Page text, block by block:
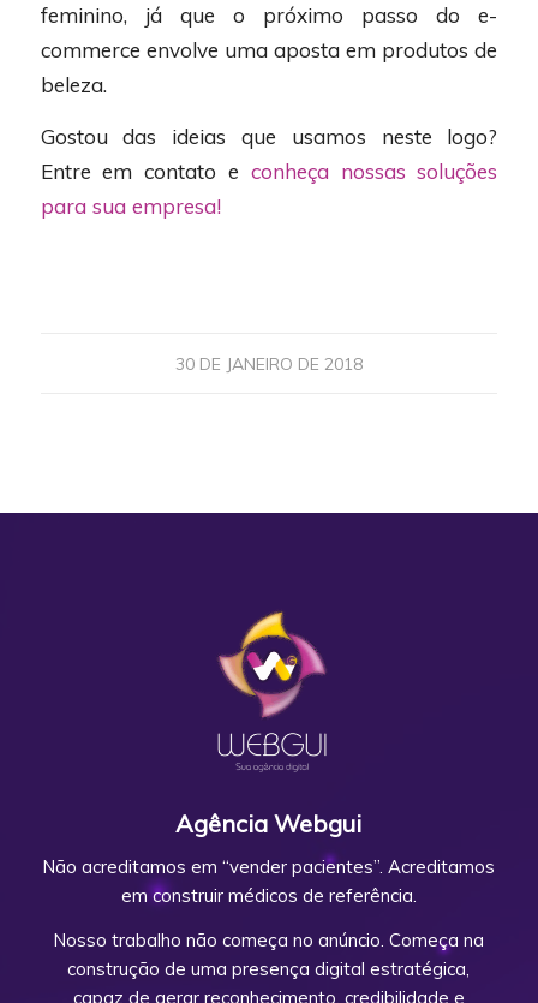
feminino, já que o próximo passo do e-
commerce envolve uma aposta em produtos de
beleza.
Gostou das ideias que usamos neste logo?
Entre em contato e conheça nossas soluções
para sua empresa!
30 DE JANEIRO DE 2018
Agência Webgui
Não acreditamos em “vender pacientes”. Acreditamos
em construir médicos de referência.
Nosso trabalho não começa no anúncio. Começa na
construção de uma presença digital estratégica,
capaz de gerar reconhecimento, credibilidade e